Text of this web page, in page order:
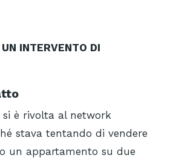
INTERVENTO DI
si è rivolta al network
stava tentando di vendere
un appartamento su due